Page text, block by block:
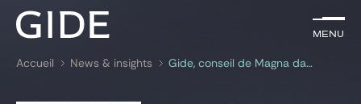
Menu
Rechercher par mots-clés
Menu
Accueil News & insights Gide, conseil de Magna dans le cadre d’un projet de joint-venture au Maroc avec Altran